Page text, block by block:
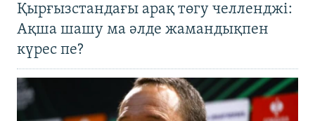
Қырғызстандағы арақ төгу челленджі:
Ақша шашу ма әлде жамандықпен
күрес пе?